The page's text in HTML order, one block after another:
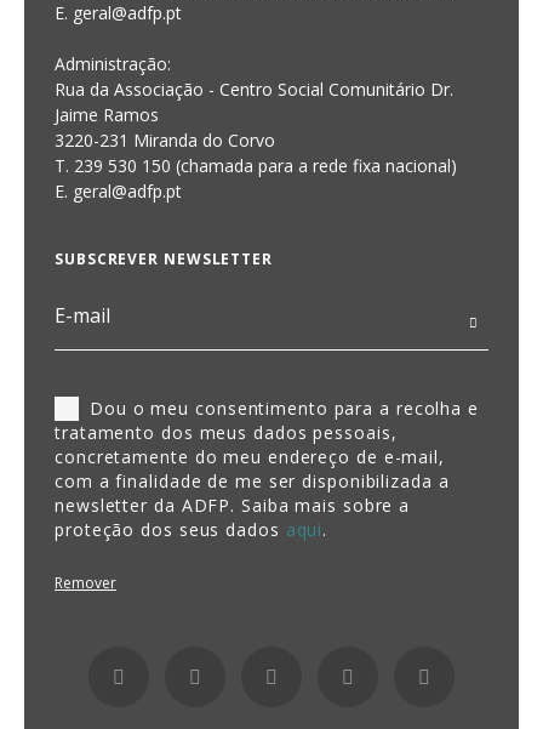
E. geral@adfp.pt
Administração:
Rua da Associação - Centro Social Comunitário Dr.
Jaime Ramos
3220-231 Miranda do Corvo
T. 239 530 150 (chamada para a rede fixa nacional)
E. geral@adfp.pt
SUBSCREVER NEWSLETTER
Dou o meu consentimento para a recolha e
tratamento dos meus dados pessoais,
concretamente do meu endereço de e-mail,
com a finalidade de me ser disponibilizada a
newsletter da ADFP. Saiba mais sobre a
proteção dos seus dados aqui.
Remover